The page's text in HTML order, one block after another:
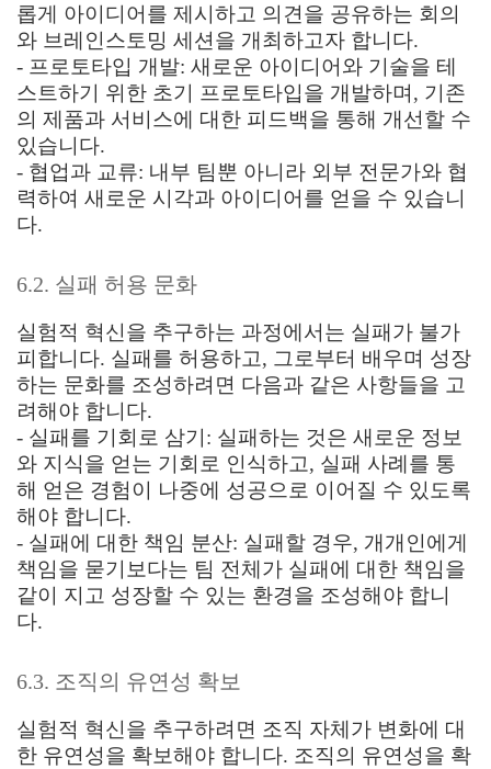
롭게 아이디어를 제시하고 의견을 공유하는 회의
와 브레인스토밍 세션을 개최하고자 합니다.
- 프로토타입 개발: 새로운 아이디어와 기술을 테
스트하기 위한 초기 프로토타입을 개발하며, 기존
의 제품과 서비스에 대한 피드백을 통해 개선할 수
있습니다.
- 협업과 교류: 내부 팀뿐 아니라 외부 전문가와 협
력하여 새로운 시각과 아이디어를 얻을 수 있습니
다.
6.2. 실패 허용 문화
실험적 혁신을 추구하는 과정에서는 실패가 불가
피합니다. 실패를 허용하고, 그로부터 배우며 성장
하는 문화를 조성하려면 다음과 같은 사항들을 고
려해야 합니다.
- 실패를 기회로 삼기: 실패하는 것은 새로운 정보
와 지식을 얻는 기회로 인식하고, 실패 사례를 통
해 얻은 경험이 나중에 성공으로 이어질 수 있도록
해야 합니다.
- 실패에 대한 책임 분산: 실패할 경우, 개개인에게
책임을 묻기보다는 팀 전체가 실패에 대한 책임을
같이 지고 성장할 수 있는 환경을 조성해야 합니
다.
6.3. 조직의 유연성 확보
실험적 혁신을 추구하려면 조직 자체가 변화에 대
한 유연성을 확보해야 합니다. 조직의 유연성을 확